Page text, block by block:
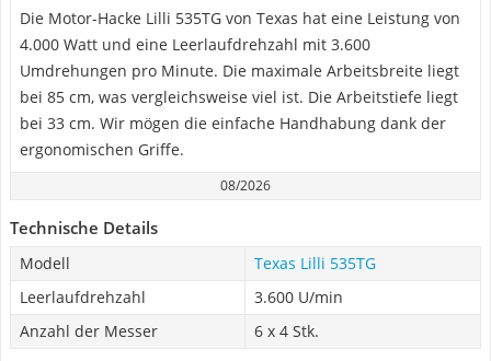
Die Motor-Hacke Lilli 535TG von Texas hat eine Leistung von
4.000 Watt und eine Leerlaufdrehzahl mit 3.600
Umdrehungen pro Minute. Die maximale Arbeitsbreite liegt
bei 85 cm, was vergleichsweise viel ist. Die Arbeitstiefe liegt
bei 33 cm. Wir mögen die einfache Handhabung dank der
ergonomischen Griffe.
08/2026
Technische Details
Modell
Texas Lilli 535TG
Leerlaufdrehzahl
3.600 U/min
Anzahl der Messer
6 x 4 Stk.